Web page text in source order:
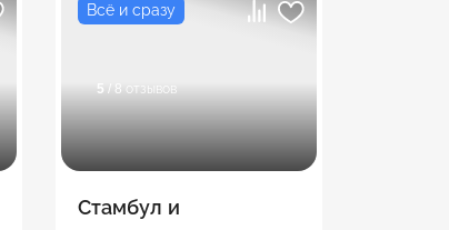
Всё и сразу
5 / 8 отзывов
Стамбул и